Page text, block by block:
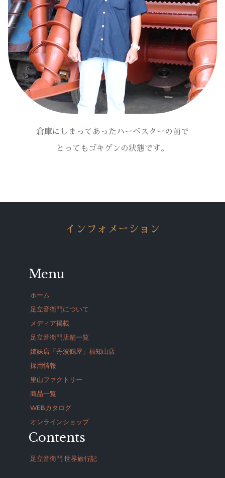
倉庫にしまってあったハーベスターの前で
とってもゴキゲンの状態です。
インフォメーション
Menu
ホーム
足立音衛門について
メディア掲載
足立音衛門店舗一覧
姉妹店「丹波鶴屋」福知山店
採用情報
里山ファクトリー
商品一覧
WEBカタログ
オンラインショップ
Contents
足立音衛門 世界旅行記